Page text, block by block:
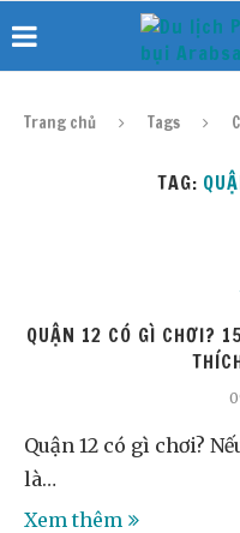
Trang chủ Tags
TAG:
QUẬN 12 CÓ GÌ CHƠI?
Quận 12 có gì chơi?
là…
Xem thêm